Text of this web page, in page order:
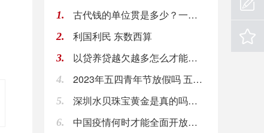
08:00
08:00
欧盟首席英国退欧事务谈判官Barnier：我们有义务控制外部边界的商品流动。
08:00
美银美林：若在美国制造，iPhone可能贵20%。
1. 古代钱的单位贯是多少？一贯钱多少人民币？
2. 利国利民 东数西算
3. 以贷养贷越欠越多怎么才能自救 网贷欠款太多应该这样做
4. 2023年五四青年节放假吗 五四青年节放假几天
5. 深圳水贝珠宝黄金是真的吗？深圳水贝黄金有假货吗？
6. 中国疫情何时才能全面开放？ 2024年疫情能结束吗